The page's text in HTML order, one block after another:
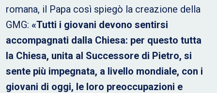
romana, il Papa così spiegò la creazione della
GMG: «Tutti i giovani devono sentirsi
accompagnati dalla Chiesa: per questo tutta
la Chiesa, unita al Successore di Pietro, si
sente più impegnata, a livello mondiale, con i
giovani di oggi, le loro preoccupazioni e